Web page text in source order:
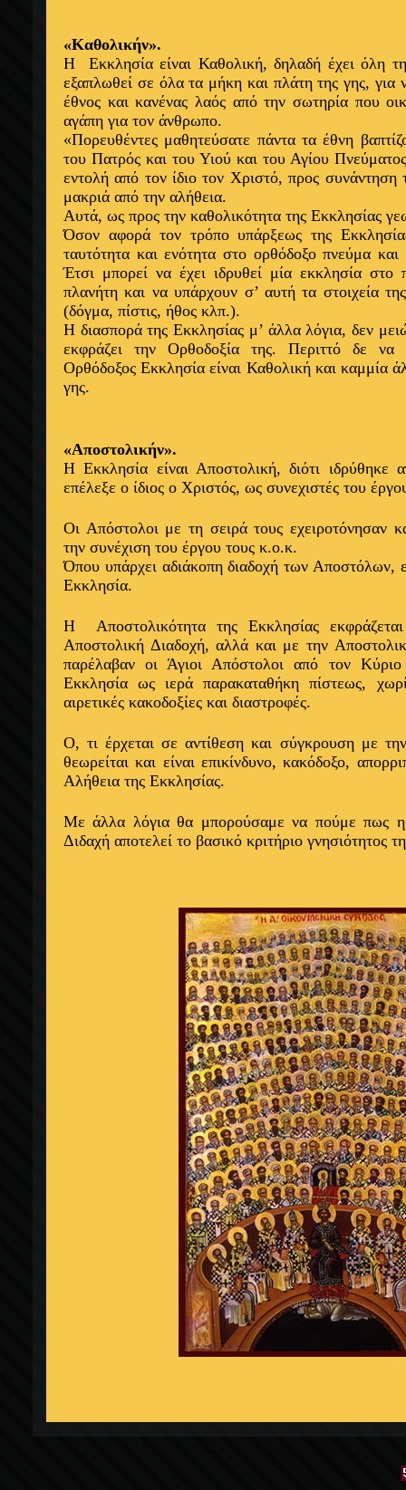
«Καθολικήν».
Η
Εκκλησία είναι Καθολική, δηλαδή έχει όλη
εξαπλωθεί σε όλα τα μήκη και πλάτη της γης, για
έθνος και κανένας λαός από την σωτηρία που
αγάπη για τον άνθρωπο.
«Πορευθέντες μαθητεύσατε πάντα τα έθνη
του Πατρός και του Υιού και του Αγίου
εντολή από τον ίδιο τον Χριστό, προς συνάντηση
μακριά από την αλήθεια.
Αυτά, ως προς την καθολικότητα της Εκκλησίας
Όσον αφορά τον τρόπο υπάρξεως της
ταυτότητα και ενότητα στο ορθόδοξο πνεύμα
Έτσι μπορεί να έχει ιδρυθεί μία εκκλησία
πλανήτη και να υπάρχουν σ’ αυτή τα στοιχεία
(δόγμα, πίστις, ήθος κλπ.).
Η διασπορά της Εκκλησίας μ’ άλλα λόγια, δεν
εκφράζει την Ορθοδοξία της. Περιττό δε να
Ορθόδοξος Εκκλησία είναι Καθολική και καμμία
γης.
«Αποστολικήν».
Η Εκκλησία είναι Αποστολική, διότι ιδρύθηκε
επέλεξε ο ίδιος ο Χριστός, ως συνεχιστές του
Οι Απόστολοι με τη σειρά τους εχειροτόνησαν
την συνέχιση του έργου τους κ.ο.κ.
Όπου υπάρχει αδιάκοπη διαδοχή των Αποστόλων,
Εκκλησία.
Η
Αποστολικότητα της Εκκλησίας
Αποστολική Διαδοχή, αλλά και με την
παρέλαβαν οι Άγιοι Απόστολοι από τον
Εκκλησία ως ιερά παρακαταθήκη πίστεως,
αιρετικές κακοδοξίες και διαστροφές.
Ο, τι έρχεται σε αντίθεση και σύγκρουση με
θεωρείται και είναι επικίνδυνο, κακόδοξο,
Αλήθεια της Εκκλησίας.
Με άλλα λόγια θα μπορούσαμε να πούμε πως η
Διδαχή αποτελεί το βασικό κριτήριο γνησιότητος